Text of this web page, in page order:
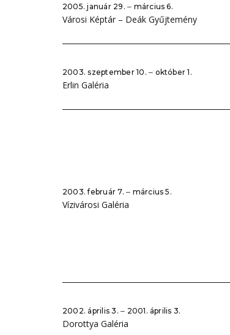
2005. január 29. ‒ március 6.
Városi Képtár – Deák Gyűjtemény
2003. szeptember 10. ‒ október 1.
Erlin Galéria
2003. február 7. ‒ március 5.
Vízivárosi Galéria
2002. április 3. ‒ 2001. április 3.
Dorottya Galéria